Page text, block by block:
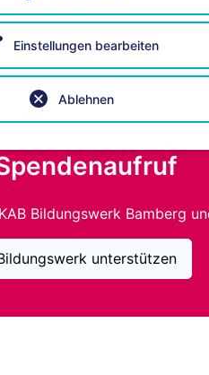
Bildungswerk Bamberg
unterstützen
Einstellungen bearbeiten
Ablehnen